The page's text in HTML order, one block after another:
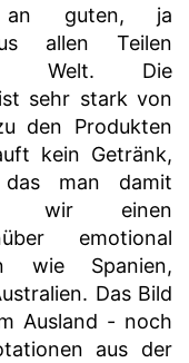
an guten, ja
allen Teilen
Welt. Die
sehr stark von
den Produkten
kein Getränk,
das man damit
wir einen
emotional
wie Spanien,
Das Bild
Ausland - noch
aus der